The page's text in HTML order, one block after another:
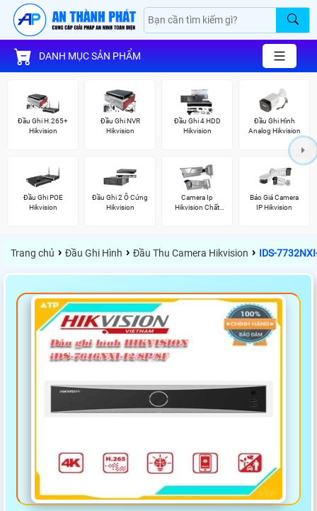
DANH MỤC SẢN PHẨM
Đầu Ghi H.265+
Hikvision
Đầu Ghi NVR
Hikvision
Đầu Ghi 4 HDD
Hikvision
Đầu Ghi Hình
Analog Hikvision
Đầu Ghi POE
Hikvision
Đầu Ghi 2 Ổ Cứng
Hikvision
Camera Ip
Hikvision Chất
Báo Giá Camera
IP Hikvision
Trang chủ › Đầu Ghi Hình › Đầu Thu Camera Hikvision › IDS-